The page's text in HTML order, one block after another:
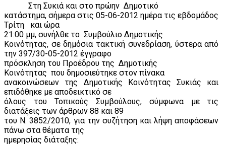
Στη Συκιά και στο πρώην Δημοτικό
κατάστημα, σήμερα στις 05-06-2012 ημέρα τις εβδομάδος
Tρίτη
και ώρα
21:00 μμ, συνήλθε το Συμβούλιο Δημοτικής
Κοινότητας, σε δημόσια τακτική συνεδρίαση, ύστερα από
την 397/30-05-2012 έγγραφο
πρόσκληση του Προέδρου της Δημοτικής
Κοινότητας που δημοσιεύτηκε στον πίνακα
ανακοινώσεων της Δημοτικής Κοινότητας Συκιάς και
επιδόθηκε με αποδεικτικό σε
όλους του Τοπικούς Συμβούλους, σύμφωνα με τις
διατάξεις των άρθρων 88 και 89
του Ν. 3852/2010, για την συζήτηση και λήψη αποφάσεων
πάνω στα θέματα της
ημερησίας διάταξης: